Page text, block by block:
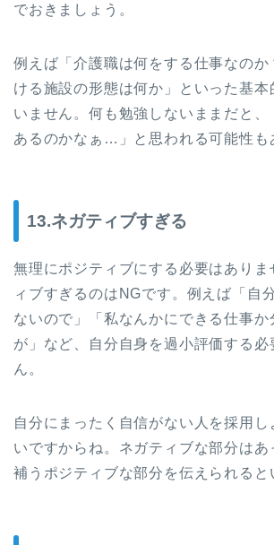
でおきましょう。
例えば「介護職は何をする仕事なのか
ける施設の形態は何か」といった基本
いません。何も勉強しないままだと、
あるのかなぁ…」と思われる可能性も
13.ネガティブすぎる
無理にポジティブにする必要はありま
ィブすぎるのはNGです。例えば「自
ないので」「私なんかにできる仕事か
が」など、自分自身を過小評価する必
ん。
自分にまったく自信がない人を採用し
いですからね。ネガティブな部分はあ
補うポジティブな部分を伝えられると